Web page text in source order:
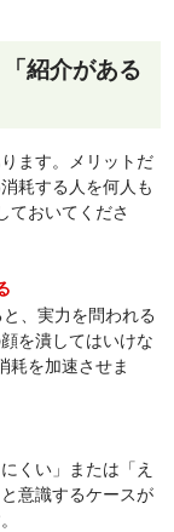
紹介がある
ます。メリットだ
耗する人を何人も
ておいてくださ
、実力を問われる
を潰してはいけな
耗を加速させま
くい」または「え
意識するケースが